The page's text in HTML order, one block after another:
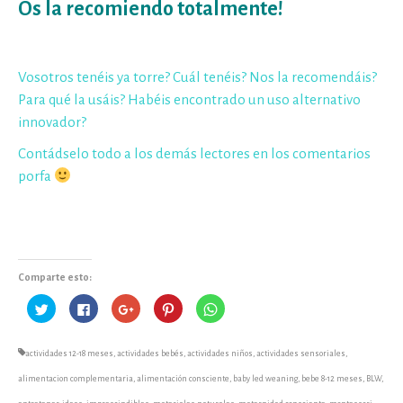
Os la recomiendo totalmente!
Vosotros tenéis ya torre? Cuál tenéis? Nos la recomendáis?
Para qué la usáis? Habéis encontrado un uso alternativo
innovador?
Contádselo todo a los demás lectores en los comentarios
porfa
Comparte esto:
Haz
clic
en
Twitter
abre
Haz
clic
en
Facebook
abre
Haz
clic
en
Google+
abre
Haz
clic
en
Pinterest
abre
Haz
clic
en
WhatsApp
abre
actividades 12-18 meses actividades bebés actividades niños actividades sensoriales
alimentacion complementaria alimentación consciente baby led weaning bebe 8-12 meses BLW,